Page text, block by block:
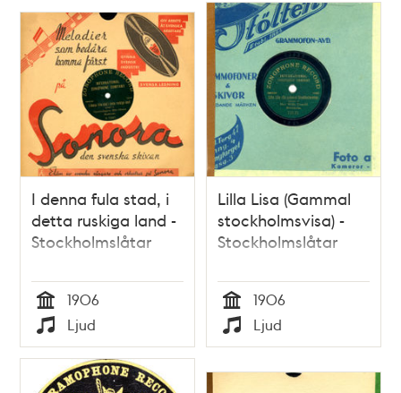
I denna fula stad, i
detta ruskiga land -
Stockholmslåtar
Tid
1906
Typ
Ljud
Lilla Lisa (Gammal
stockholmsvisa) -
Stockholmslåtar
Tid
1906
Typ
Ljud